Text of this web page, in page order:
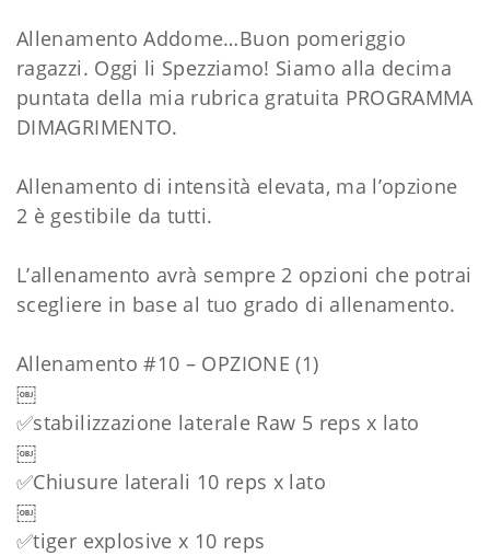
Allenamento Addome…Buon pomeriggio
ragazzi. Oggi li Spezziamo! Siamo alla decima
puntata della mia rubrica gratuita PROGRAMMA
DIMAGRIMENTO.
Allenamento di intensità elevata, ma l’opzione
2 è gestibile da tutti.
L’allenamento avrà sempre 2 opzioni che potrai
scegliere in base al tuo grado di allenamento.
Allenamento #10 – OPZIONE (1)
￼
✅stabilizzazione laterale Raw 5 reps x lato
￼
✅Chiusure laterali 10 reps x lato
￼
✅tiger explosive x 10 reps